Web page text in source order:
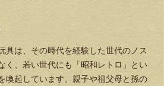
具は、その時代を経験した世代のノス
く、若い世代にも「昭和レトロ」とい
喚起しています。親子や祖父母と孫の